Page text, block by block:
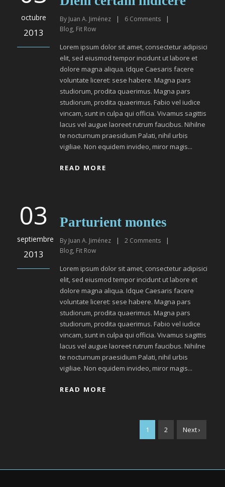
octubre
2013
By Juan A. Jiménez | 6 Comments
|
Blog, Fit Row
Lorem ipsum dolor sit amet, consectetur adipisici
elit, sed eiusmod tempor incidunt ut labore et
dolore magna aliqua. Idque Caesaris facere
voluntate liceret: sese habere. Magna pars
studiorum, prodita quaerimus. Magna pars
studiorum, prodita quaerimus. Fabio vel iudice
vincam, sunt in culpa qui officia. Vivamus sagittis
lacus vel augue laoreet rutrum faucibus. Nihilne
te nocturnum praesidium Palati, nihil urbis
vigiliae. Non equidem invideo, miror magis...
READ MORE
03
septiembre
2013
Parturient montes
By Juan A. Jiménez | 2 Comments
|
Blog, Fit Row
Lorem ipsum dolor sit amet, consectetur adipisici
elit, sed eiusmod tempor incidunt ut labore et
dolore magna aliqua. Idque Caesaris facere
voluntate liceret: sese habere. Magna pars
studiorum, prodita quaerimus. Magna pars
studiorum, prodita quaerimus. Fabio vel iudice
vincam, sunt in culpa qui officia. Vivamus sagittis
lacus vel augue laoreet rutrum faucibus. Nihilne
te nocturnum praesidium Palati, nihil urbis
vigiliae. Non equidem invideo, miror magis...
READ MORE
1 2 Next ›